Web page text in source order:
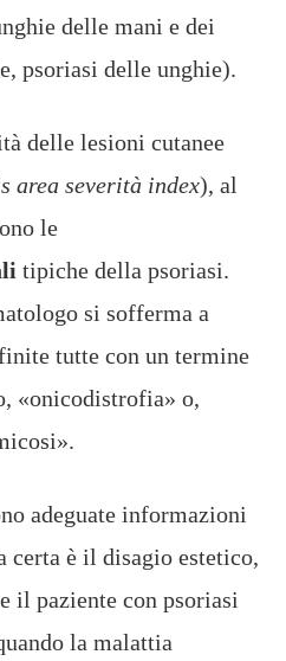
delle mani e dei
psoriasi delle unghie).
delle lesioni cutanee
area severità index), al
le
tipiche della psoriasi.
si sofferma a
tutte con un termine
«onicodistrofia» o,
adeguate informazioni
certa è il disagio estetico,
il paziente con psoriasi
la malattia